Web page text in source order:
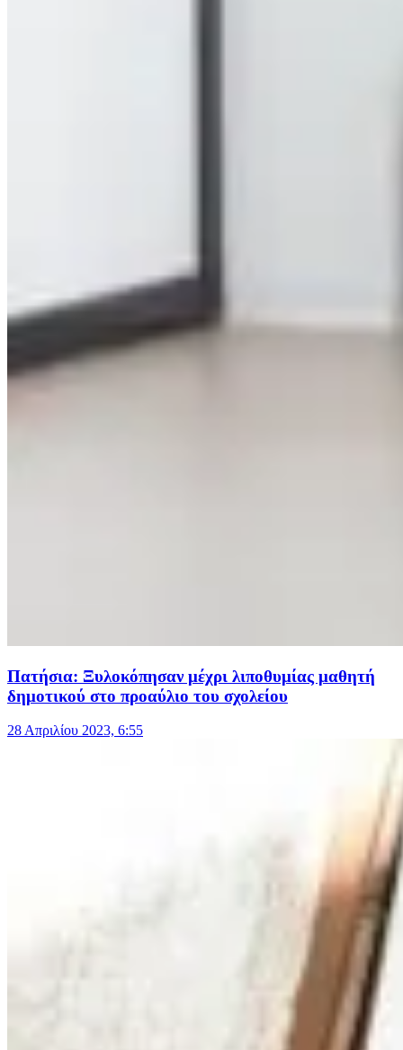
Πατήσια: Ξυλοκόπησαν μέχρι λιποθυμίας μαθητή
δημοτικού στο προαύλιο του σχολείου
28 Απριλίου 2023, 6:55